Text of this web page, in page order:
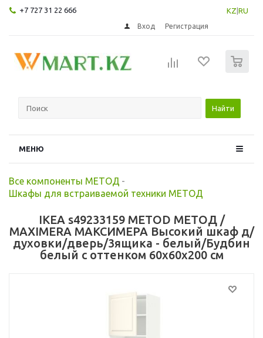
+7 727 31 22 666 KZ RU
Вход Регистрация
Найти
МЕНЮ
Все компоненты МЕТОД -
Шкафы для встраиваемой техники МЕТОД
IKEA s49233159 METOD МЕТОД /
MAXIMERA МАКСИМЕРА Высокий шкаф д/
духовки/дверь/3ящика - белый/Будбин
белый с оттенком 60x60x200 см